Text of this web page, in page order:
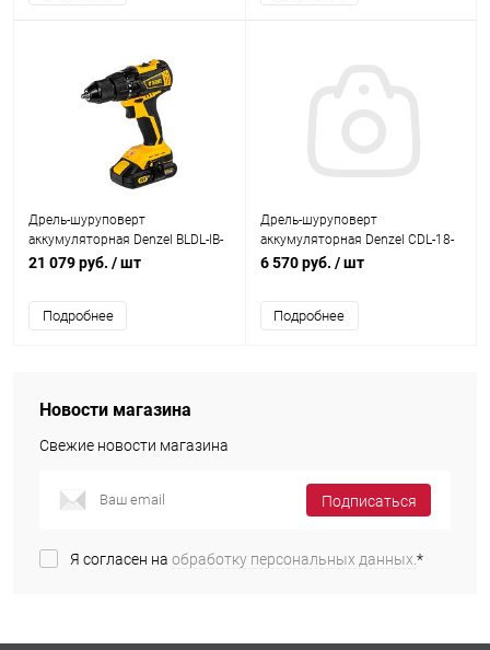
Дрель-шуруповерт
аккумуляторная Denzel BLDL-IB-
18-02 18В 26121
21 079 руб. / шт
Подробнее
Дрель-шуруповерт
аккумуляторная Denzel CDL-18-
01CB 18В
6 570 руб. / шт
Подробнее
Новости магазина
Свежие новости магазина
Подписаться
Я согласен на обработку персональных данных.*